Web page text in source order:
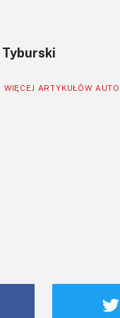
Tyburski
ARTYKUŁÓW